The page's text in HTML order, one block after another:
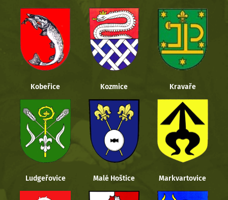
Kobeřice Kozmice Kravaře
Ludgeřovice Malé Hoštice Markvartovice